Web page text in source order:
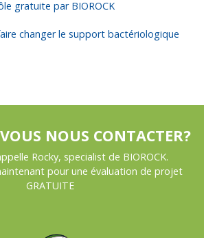
gratuite par BIOROCK
changer le support bactériologique
NOUS CONTACTER?
Rocky, specialist de BIOROCK.
pour une évaluation de projet
GRATUITE